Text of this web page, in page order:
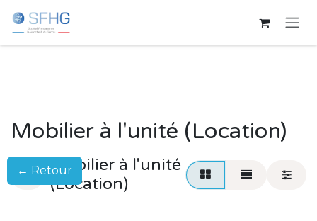
← Retour
Mobilier à l'unité (Location)
Mobilier à l'unité
(Location)